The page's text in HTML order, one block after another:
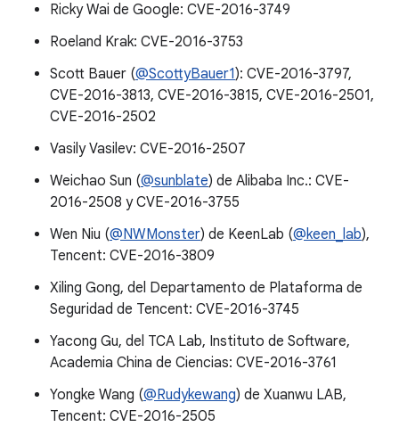
Ricky Wai de Google: CVE-2016-3749
Roeland Krak: CVE-2016-3753
Scott Bauer (@ScottyBauer1): CVE-2016-3797,
CVE-2016-3813, CVE-2016-3815, CVE-2016-2501,
CVE-2016-2502
Vasily Vasilev: CVE-2016-2507
Weichao Sun (@sunblate) de Alibaba Inc.: CVE-
2016-2508 y CVE-2016-3755
Wen Niu (@NWMonster) de KeenLab (@keen_lab),
Tencent: CVE-2016-3809
Xiling Gong, del Departamento de Plataforma de
Seguridad de Tencent: CVE-2016-3745
Yacong Gu, del TCA Lab, Instituto de Software,
Academia China de Ciencias: CVE-2016-3761
Yongke Wang (@Rudykewang) de Xuanwu LAB,
Tencent: CVE-2016-2505